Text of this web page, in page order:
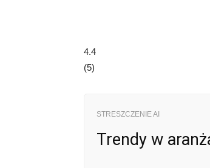
4.4
(5)
STRESZCZENIE AI
Trendy w